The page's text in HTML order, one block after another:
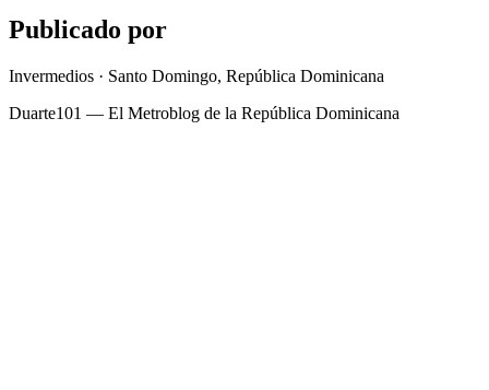
Publicado por
Invermedios · Santo Domingo, República Dominicana
Duarte101 — El Metroblog de la República Dominicana